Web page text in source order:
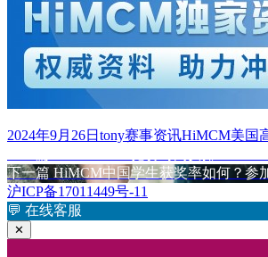
发
于
2024年9月26日 作
tony分
赛事资讯标
HiMCM美国
文
章
导
航
篇
文
章：
下一篇 下
篇
文
HiMCM中国学生获奖率如何？参
沪ICP备17011449号-11
💬 在线客服
✕